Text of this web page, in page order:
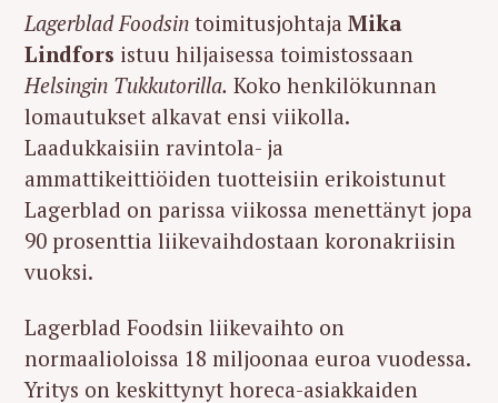
Lagerblad Foodsin toimitusjohtaja Mika
Lindfors istuu hiljaisessa toimistossaan
Helsingin Tukkutorilla. Koko henkilökunnan
lomautukset alkavat ensi viikolla.
Laadukkaisiin ravintola- ja
ammattikeittiöiden tuotteisiin erikoistunut
Lagerblad on parissa viikossa menettänyt jopa
90 prosenttia liikevaihdostaan koronakriisin
vuoksi.
Lagerblad Foodsin liikevaihto on
normaalioloissa 18 miljoonaa euroa vuodessa.
Yritys on keskittynyt horeca-asiakkaiden